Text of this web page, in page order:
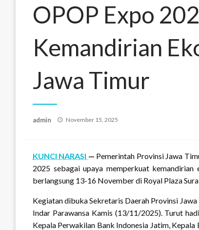
OPOP Expo
Kemandirian
Jawa Timur
admin
Posted
November 15, 2025
KUNCI NARASI — Pemerintah Provinsi Jawa
2025 sebagai upaya memperkuat
berlangsung 13-16 November di Royal Plaza
Kegiatan dibuka Sekretaris Daerah Provinsi
Indar Parawansa Kamis (13/11/2025). Turut
Kepala Perwakilan Bank Indonesia Jatim,